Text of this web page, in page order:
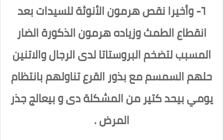
٦- وأخيرا نقص هرمون الأنوثة للسيدات بعد
انقطاع الطمث وزياده هرمون الذكورة الضار
المسبب لتضخم البروستاتا لدى الرجال والاتنين
حلهم السمسم مع بذور القرع تناولهم بانتظام
يومي بيحد كتير من المشكلة دى و بيعالج جذر
المرض .